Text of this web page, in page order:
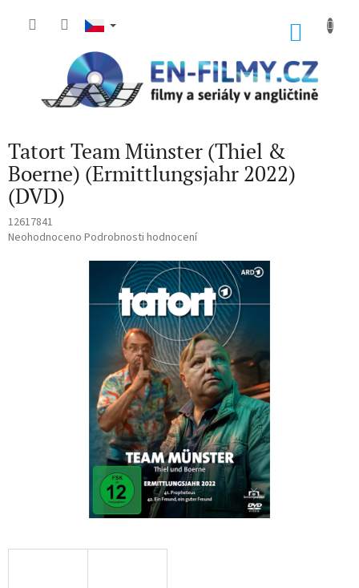
Tatort Team Münster (Thiel &
Boerne) (Ermittlungsjahr 2022)
(DVD)
12617841
Průměrné
Neohodnoceno Podrobnosti hodnocení